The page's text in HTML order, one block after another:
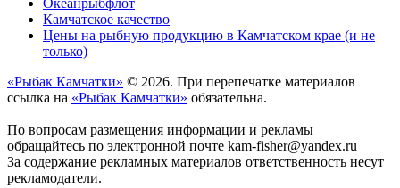
Океанрыбфлот
Камчатское качество
Цены на рыбную продукцию в Камчатском крае (и не
только)
«Рыбак Камчатки» © 2026. При перепечатке материалов
ссылка на «Рыбак Камчатки» обязательна.
По вопросам размещения информации и рекламы
обращайтесь по электронной почте kam-fisher@yandex.ru
За содержание рекламных материалов ответственность несут
рекламодатели.